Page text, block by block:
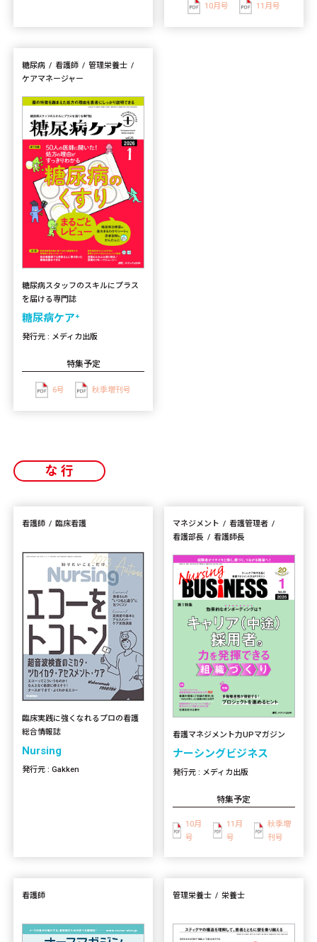
10月号 11月号
糖尿病 看護師
管理栄養士
ケアマネージャー
糖尿病スタッフのスキルにプラス
を届ける専門誌
糖尿病ケア⁺
発行元 : メディカ出版
特集予定
6号 秋季増刊号
な行
看護師 臨床看護
臨床実践に強くなれるプロの看護
総合情報誌
Nursing
発行元 : Gakken
マネジメント
看護管理者
看護部長
看護師長
看護マネジメント力UPマガジン
ナーシングビジネス
発行元 : メディカ出版
特集予定
10月
号
11月
号
秋季増
刊号
看護師 管理栄養士 栄養士